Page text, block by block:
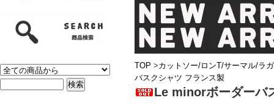
TOP >カットソー/ロンT/サーマル/ラ
バスクシャツ フランス製
Le minorボーダーバ